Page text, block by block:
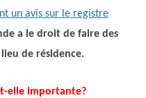
un avis sur le registre
a le droit de faire des
de résidence.
elle importante?